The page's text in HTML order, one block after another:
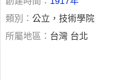
類別： 公立，技術學院
所屬地區： 台灣 台北